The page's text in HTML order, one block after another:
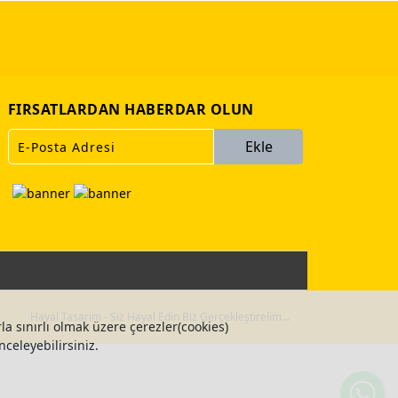
olmak üzere çerezler(cookies)
FIRSATLARDAN HABERDAR OLUN
Ekle
Hayal Tasarım - Siz Hayal Edin Biz Gerçekleştirelim...